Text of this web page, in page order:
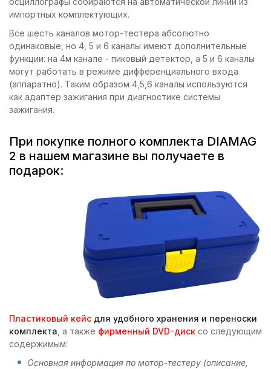
импортных комплектующих.
Все шесть каналов мотор-тестера абсолютно
одинаковые, но 4, 5 и 6 каналы имеют дополнительные
функции: на 4м канале - пиковый детектор, а 5 и 6 каналы
могут работать в режиме дифференциального входа
(аппаратно). Таким образом 4,5,6 каналы используются
как адаптер зажигания при диагностике системы
зажигания.
При покупке полного комплекта DIAMAG
2 в нашем магазине вы получаете в
подарок:
Пластиковый кейс для удобного хранения и переноски
комплекта , а также фирменный DVD-диск со следующим
содержимым:
Основная информация по мотор-тестеру (описание,